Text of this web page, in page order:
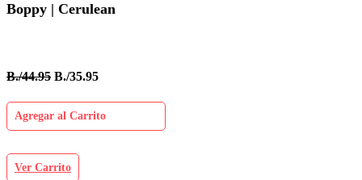
Boppy | Cerulean
B./44.95 B./35.95
Agregar al Carrito
Ver Carrito